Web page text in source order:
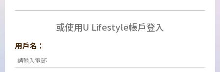
或使用U Lifestyle帳戶登入
用戶名：